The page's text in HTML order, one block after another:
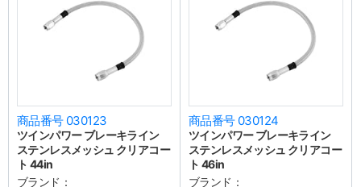
商品番号 030123
ツインパワー ブレーキライン
ステンレスメッシュ クリアコー
ト 44in
ブランド：
商品番号 030124
ツインパワー ブレーキライン
ステンレスメッシュ クリアコー
ト 46in
ブランド：